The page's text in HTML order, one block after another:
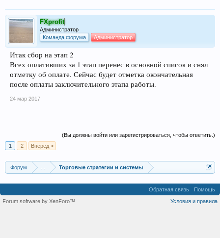
FXprofit
Администратор
Команда форума
Администратор
Итак сбор на этап 2
Всех оплативших за 1 этап перенес в основной список и снял
отметку об оплате. Сейчас будет отметка окончательная
после оплаты заключительного этапа работы.
24 мар 2017
(Вы должны войти или зарегистрироваться, чтобы ответить.)
1
2 Вперёд >
Форум Торговые стратегии и системы
Обратная связь
Помощь
Условия и правила
Forum software by XenForo™